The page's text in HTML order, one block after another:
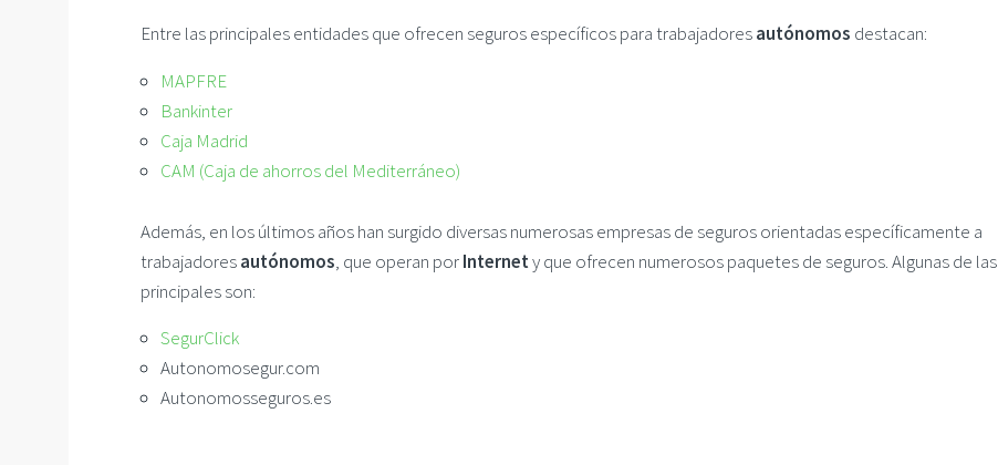
Entre las principales entidades que ofrecen seguros específicos para trabajadoresautónomos destacan:
MAPFRE
Bankinter
Caja Madrid
CAM (Caja de ahorros del Mediterráneo)
Además, en los últimos años han surgido diversas numerosas empresas de seguros orientadas específicamente a
trabajadoresautónomos, que operan porInternety que ofrecen numerosos paquetes de seguros. Algunas de las
principales son:
SegurClick
Autonomosegur.com
Autonomosseguros.es